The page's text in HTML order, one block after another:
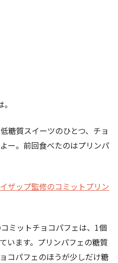
糖質スイーツのひとつ、チョ
ー。前回食べたのはプリンパ
ザップ監修のコミットプリン
ミットチョコパフェは、1個
います。プリンパフェの糖質
コパフェのほうが少しだけ糖